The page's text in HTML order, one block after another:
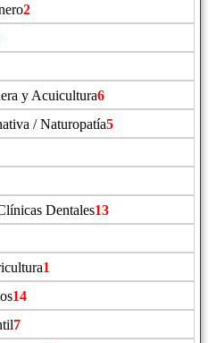
2
y Acuicultura6
/ Naturopatía5
Dentales13
1
14
7